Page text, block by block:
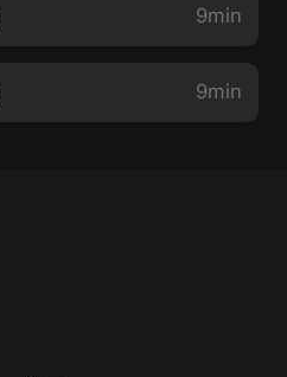
9min
9min